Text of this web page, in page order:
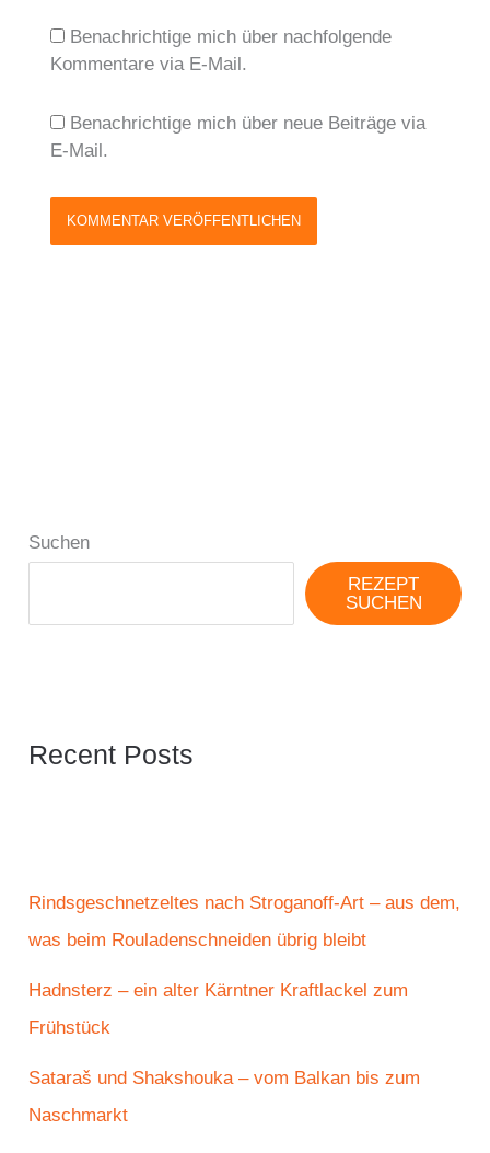
Benachrichtige mich über nachfolgende
Kommentare via E-Mail.
Benachrichtige mich über neue Beiträge via
E-Mail.
Suchen
REZEPT
SUCHEN
Recent Posts
Rindsgeschnetzeltes nach Stroganoff-Art – aus dem,
was beim Rouladenschneiden übrig bleibt
Hadnsterz – ein alter Kärntner Kraftlackel zum
Frühstück
Sataraš und Shakshouka – vom Balkan bis zum
Naschmarkt